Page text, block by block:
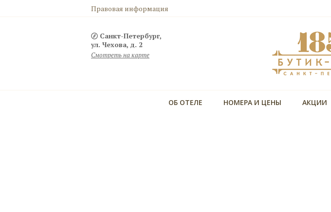
Правовая информация
Санкт-Петербург,
ул. Чехова, д. 2
Смотреть на карте
ОБ ОТЕЛЕ НОМЕРА И ЦЕНЫ АКЦИИ